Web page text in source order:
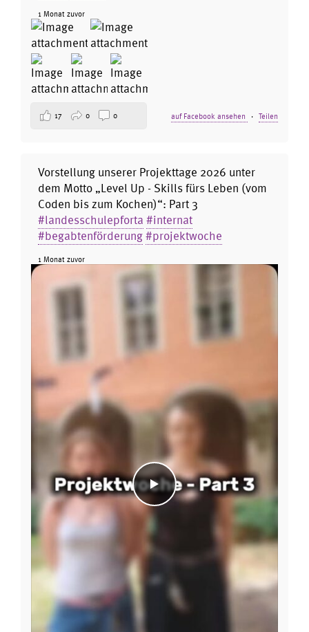
1 Monat zuvor
auf Facebook ansehen · Teilen
17 0 0
Vorstellung unserer Projekttage 2026 unter
dem Motto „Level Up - Skills fürs Leben (vom
Coden bis zum Kochen)“: Part 3
#landesschulepforta #internat
#begabtenförderung#projektwoche
1 Monat zuvor